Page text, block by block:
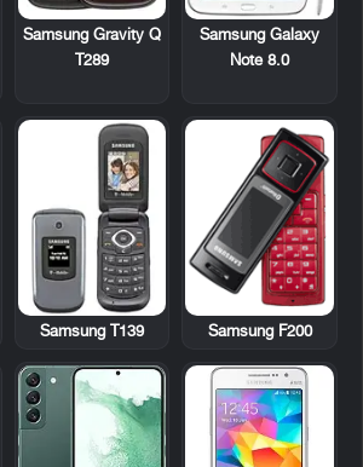
Samsung Galaxy
Note 8.0
Samsung Gravity Q
T289
Samsung F200
Samsung T139